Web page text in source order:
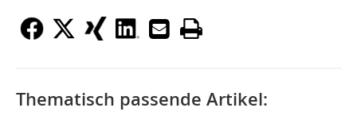
Thematisch passende Artikel: